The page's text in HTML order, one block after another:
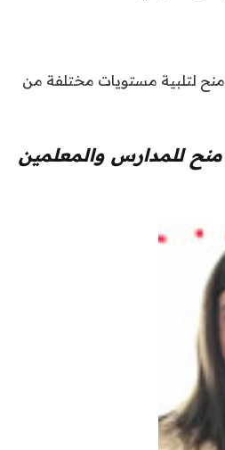
لا مزيد من البحث. لدينا 6 منح لتلبية مستويات مختلفة من
(الصفحة التالية: 6 منح للمدارس والمعلمين